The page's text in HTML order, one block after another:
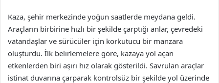
Kaza, şehir merkezinde yoğun saatlerde meydana geldi.
Araçların birbirine hızlı bir şekilde çarptığı anlar, çevredeki
vatandaşlar ve sürücüler için korkutucu bir manzara
oluşturdu. İlk belirlemelere göre, kazaya yol açan
etkenlerden biri aşırı hız olarak gösterildi. Savrulan araçlar
istinat duvarına çarparak kontrolsüz bir şekilde yol üzerinde